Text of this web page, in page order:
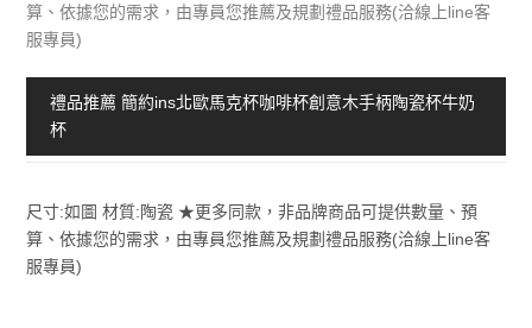
算、依據您的需求，由專員您推薦及規劃禮品服務(洽線上line客
服專員)
禮品推薦 簡約ins北歐馬克杯咖啡杯創意木手柄陶瓷杯牛奶
杯
尺寸:如圖 材質:陶瓷 ★更多同款，非品牌商品可提供數量、預
算、依據您的需求，由專員您推薦及規劃禮品服務(洽線上line客
服專員)